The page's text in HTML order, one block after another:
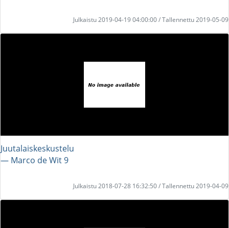
Julkaistu 2019-04-19 04:00:00 / Tallennettu 2019-05-09
Juutalaiskeskustelu
― Marco de Wit 9
Julkaistu 2018-07-28 16:32:50 / Tallennettu 2019-04-09